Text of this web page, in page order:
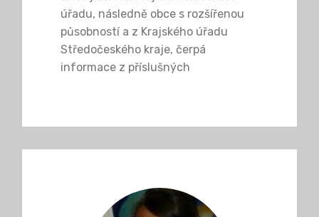
úřadu, následně obce s rozšířenou
působností a z Krajského úřadu
Středočeského kraje, čerpá
informace z příslušných